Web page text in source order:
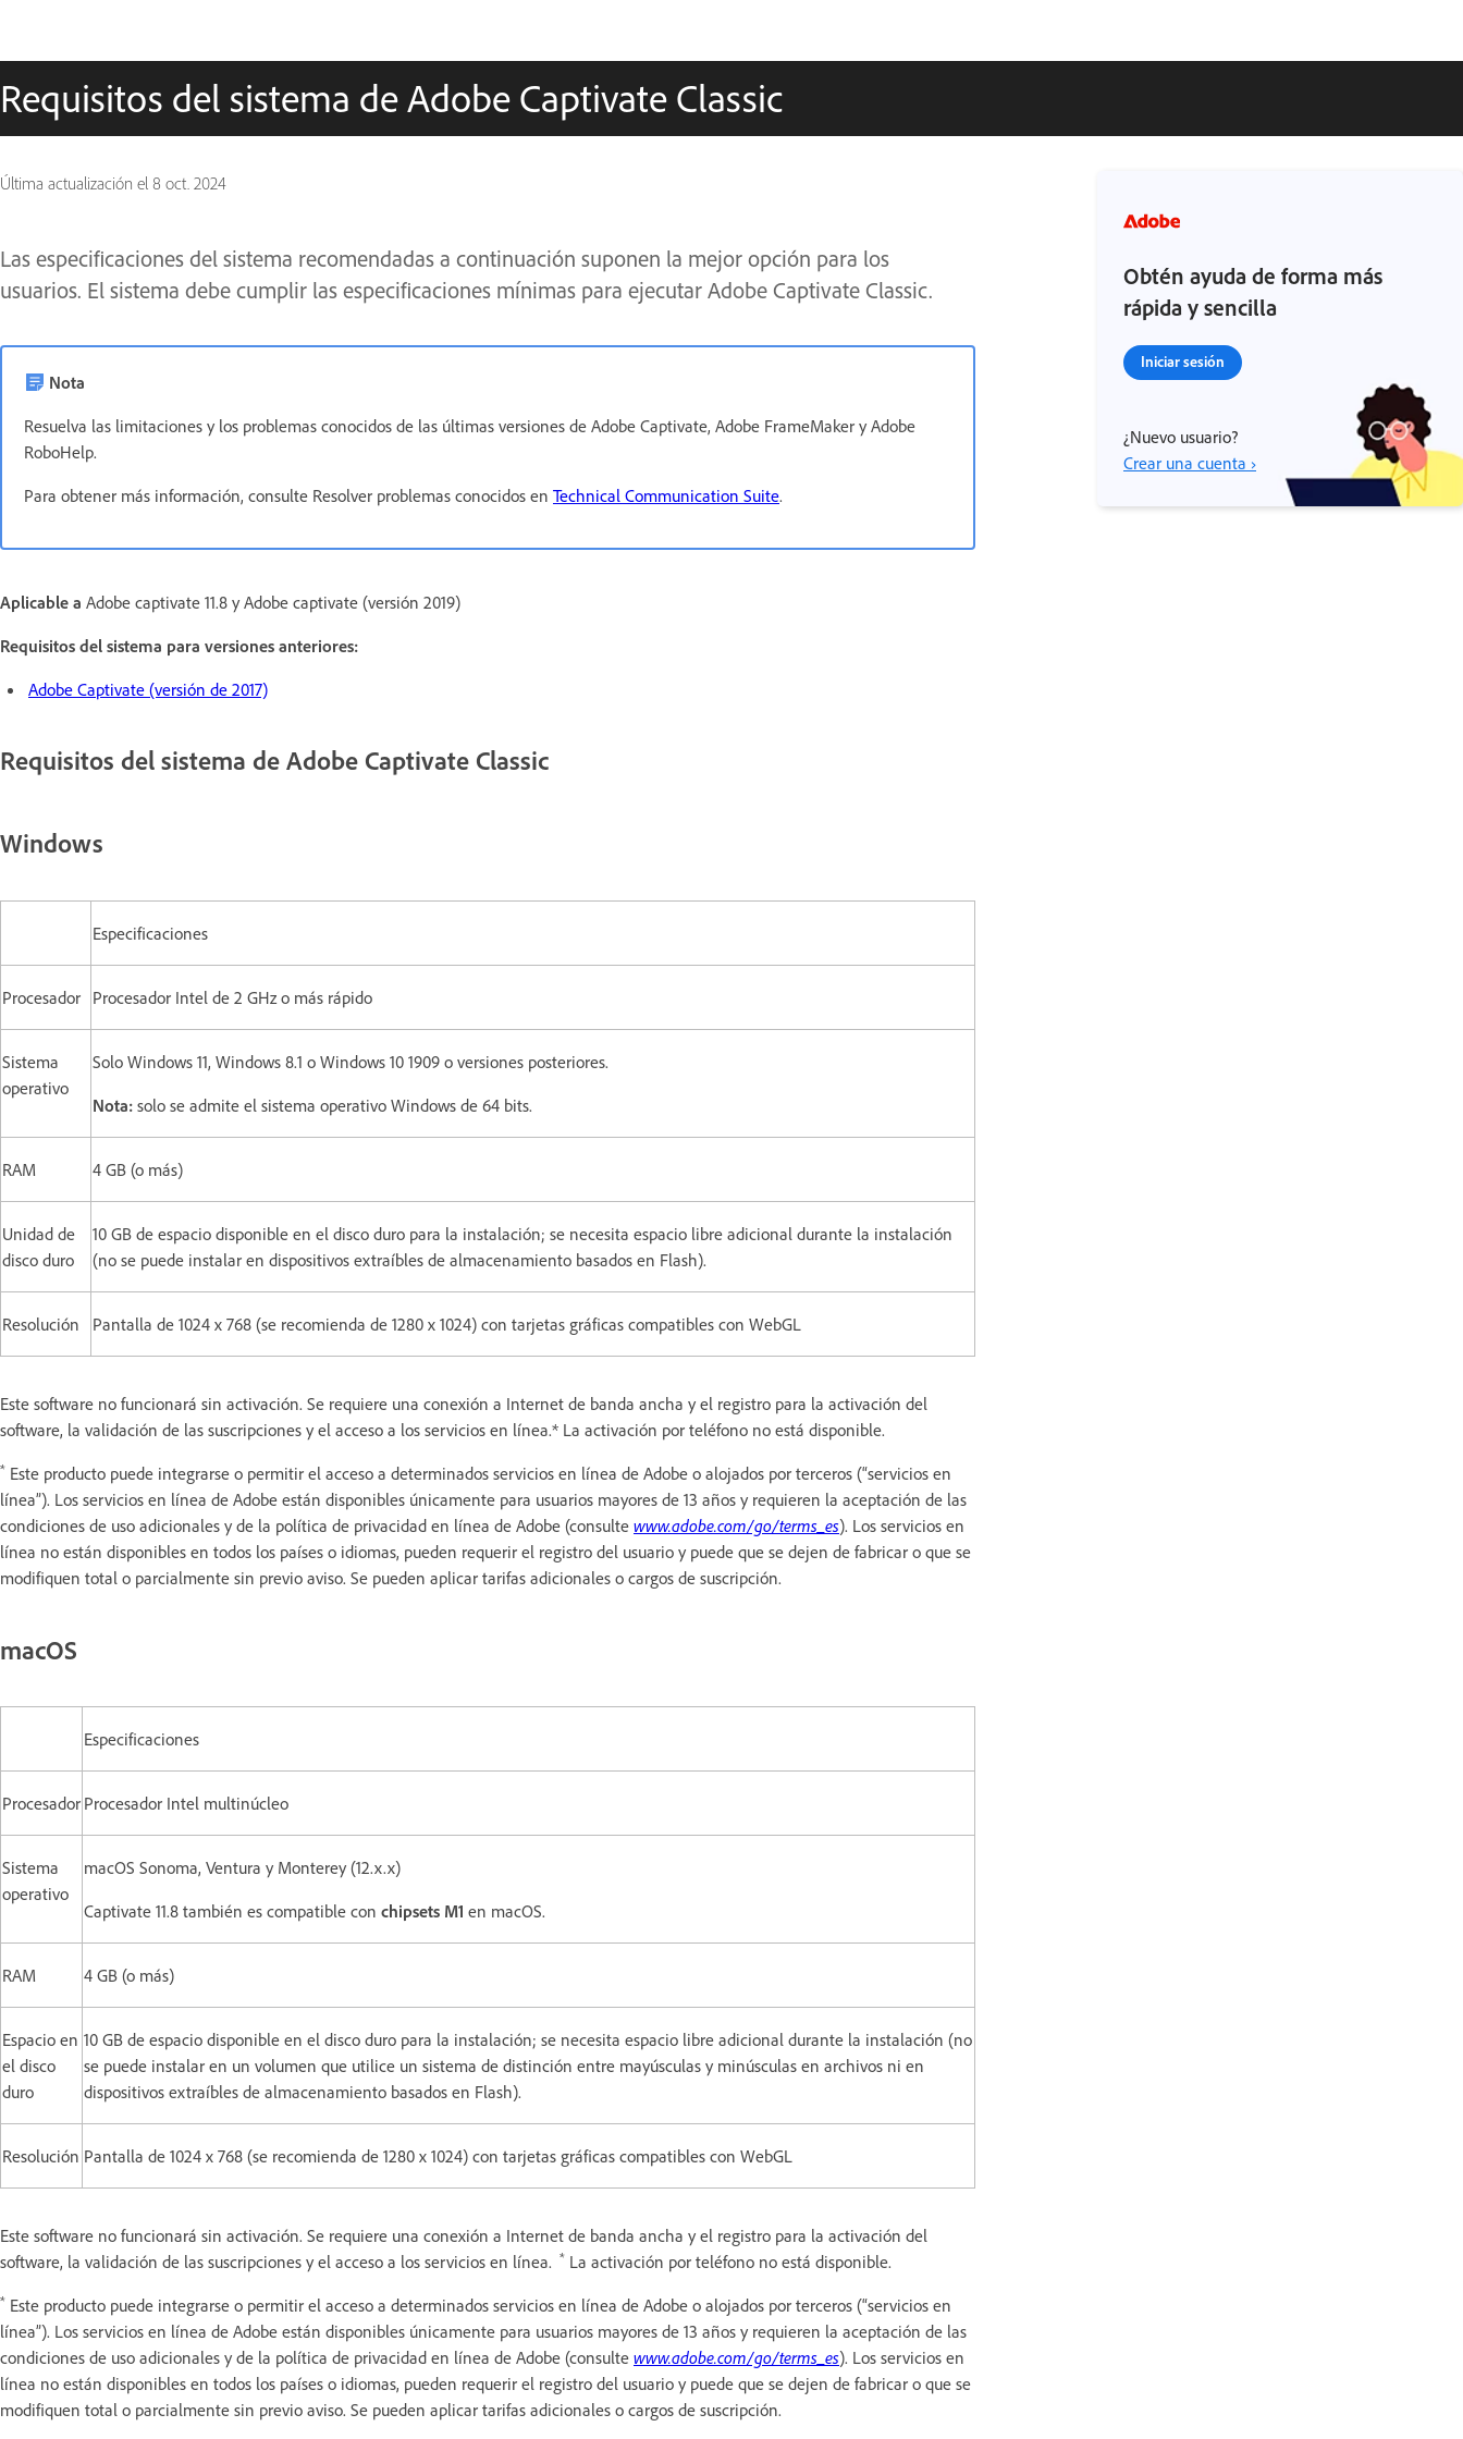
Requisitos del sistema de Adobe Captivate Classic
Última actualización el 8 oct. 2024
Las especificaciones del sistema recomendadas a continuación suponen la mejor opción para los
usuarios. El sistema debe cumplir las especificaciones mínimas para ejecutar Adobe Captivate Classic.
Nota
Resuelva las limitaciones y los problemas conocidos de las últimas versiones de Adobe Captivate, Adobe FrameMaker y Adobe
RoboHelp.
Para obtener más información, consulte Resolver problemas conocidos en Technical Communication Suite.
Aplicable a Adobe captivate 11.8 y Adobe captivate (versión 2019)
Requisitos del sistema para versiones anteriores:
Adobe Captivate (versión de 2017)
Requisitos del sistema de Adobe Captivate Classic
Windows
Especificaciones
Procesador Procesador Intel de 2 GHz o más rápido
Sistema
operativo
Solo Windows 11, Windows 8.1 o Windows 10 1909 o versiones posteriores.
Nota: solo se admite el sistema operativo Windows de 64 bits.
RAM 4 GB (o más)
Unidad de
disco duro
10 GB de espacio disponible en el disco duro para la instalación; se necesita espacio libre adicional durante la instalación
(no se puede instalar en dispositivos extraíbles de almacenamiento basados en Flash).
Resolución Pantalla de 1024 x 768 (se recomienda de 1280 x 1024) con tarjetas gráficas compatibles con WebGL
Este software no funcionará sin activación. Se requiere una conexión a Internet de banda ancha y el registro para la activación del
software, la validación de las suscripciones y el acceso a los servicios en línea.* La activación por teléfono no está disponible.
* Este producto puede integrarse o permitir el acceso a determinados servicios en línea de Adobe o alojados por terceros (“servicios en
línea”). Los servicios en línea de Adobe están disponibles únicamente para usuarios mayores de 13 años y requieren la aceptación de las
condiciones de uso adicionales y de la política de privacidad en línea de Adobe (consulte www.adobe.com/go/terms_es). Los servicios en
línea no están disponibles en todos los países o idiomas, pueden requerir el registro del usuario y puede que se dejen de fabricar o que se
modifiquen total o parcialmente sin previo aviso. Se pueden aplicar tarifas adicionales o cargos de suscripción.
macOS
Especificaciones
Procesador Procesador Intel multinúcleo
Sistema
operativo
macOS Sonoma, Ventura y Monterey (12.x.x)
Captivate 11.8 también es compatible con chipsets M1 en macOS.
RAM 4 GB (o más)
Espacio en
el disco
duro
10 GB de espacio disponible en el disco duro para la instalación; se necesita espacio libre adicional durante la instalación (no
se puede instalar en un volumen que utilice un sistema de distinción entre mayúsculas y minúsculas en archivos ni en
dispositivos extraíbles de almacenamiento basados en Flash).
Resolución Pantalla de 1024 x 768 (se recomienda de 1280 x 1024) con tarjetas gráficas compatibles con WebGL
Este software no funcionará sin activación. Se requiere una conexión a Internet de banda ancha y el registro para la activación del
software, la validación de las suscripciones y el acceso a los servicios en línea. * La activación por teléfono no está disponible.
* Este producto puede integrarse o permitir el acceso a determinados servicios en línea de Adobe o alojados por terceros (“servicios en
línea”). Los servicios en línea de Adobe están disponibles únicamente para usuarios mayores de 13 años y requieren la aceptación de las
condiciones de uso adicionales y de la política de privacidad en línea de Adobe (consulte www.adobe.com/go/terms_es). Los servicios en
línea no están disponibles en todos los países o idiomas, pueden requerir el registro del usuario y puede que se dejen de fabricar o que se
modifiquen total o parcialmente sin previo aviso. Se pueden aplicar tarifas adicionales o cargos de suscripción.
Obtén ayuda de forma más
rápida y sencilla
Iniciar sesión
¿Nuevo usuario?
Crear una cuenta ›